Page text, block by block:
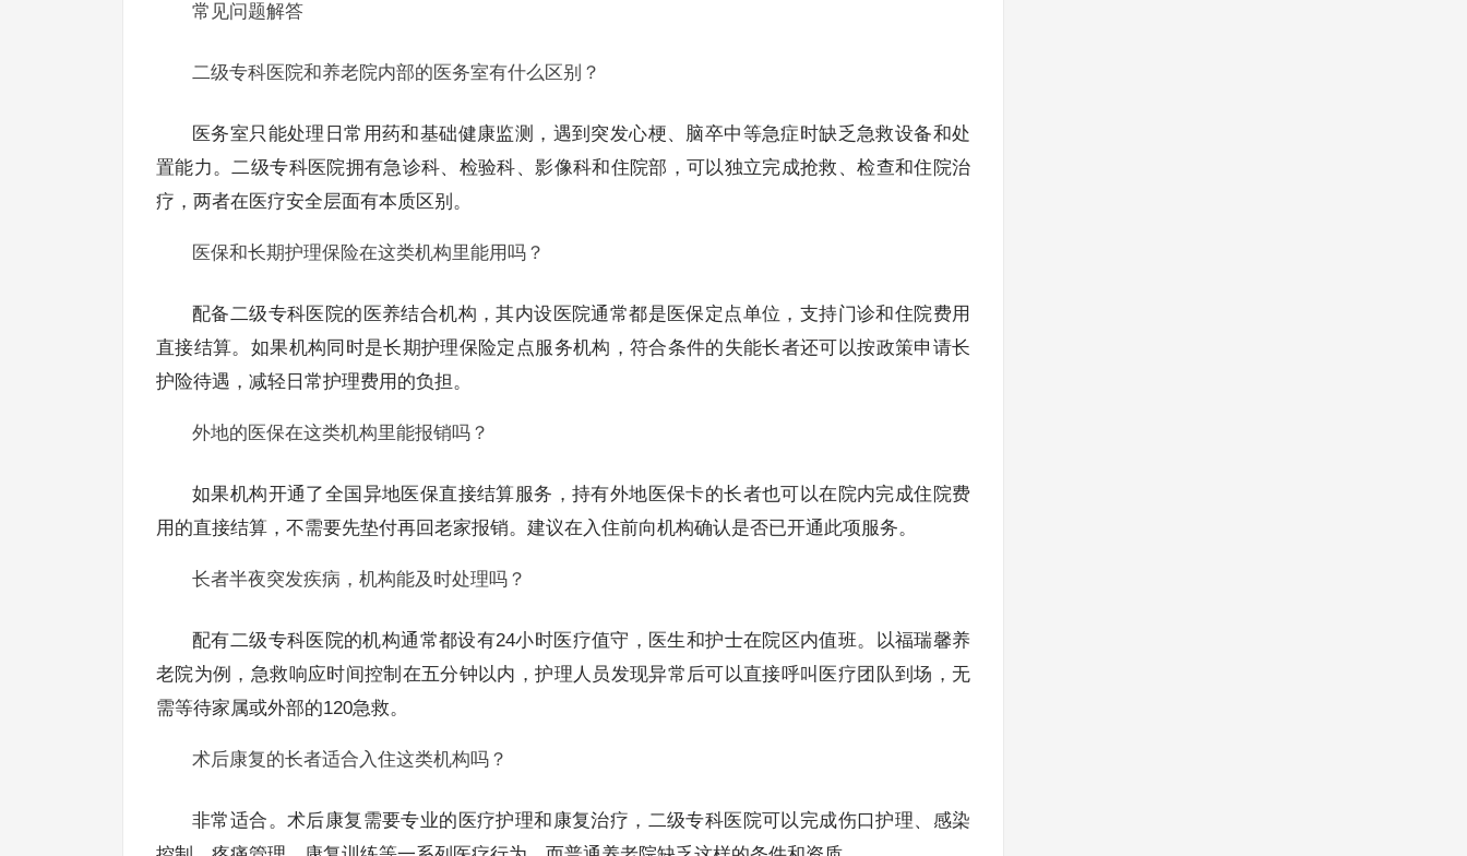
常见问题解答
二级专科医院和养老院内部的医务室有什么区别？
医务室只能处理日常用药和基础健康监测，遇到突发心梗、脑卒中等急症时缺乏急救设备和处
置能力。二级专科医院拥有急诊科、检验科、影像科和住院部，可以独立完成抢救、检查和住院治
疗，两者在医疗安全层面有本质区别。
医保和长期护理保险在这类机构里能用吗？
配备二级专科医院的医养结合机构，其内设医院通常都是医保定点单位，支持门诊和住院费用
直接结算。如果机构同时是长期护理保险定点服务机构，符合条件的失能长者还可以按政策申请长
护险待遇，减轻日常护理费用的负担。
外地的医保在这类机构里能报销吗？
如果机构开通了全国异地医保直接结算服务，持有外地医保卡的长者也可以在院内完成住院费
用的直接结算，不需要先垫付再回老家报销。建议在入住前向机构确认是否已开通此项服务。
长者半夜突发疾病，机构能及时处理吗？
配有二级专科医院的机构通常都设有24小时医疗值守，医生和护士在院区内值班。以福瑞馨养
老院为例，急救响应时间控制在五分钟以内，护理人员发现异常后可以直接呼叫医疗团队到场，无
需等待家属或外部的120急救。
术后康复的长者适合入住这类机构吗？
非常适合。术后康复需要专业的医疗护理和康复治疗，二级专科医院可以完成伤口护理、感染